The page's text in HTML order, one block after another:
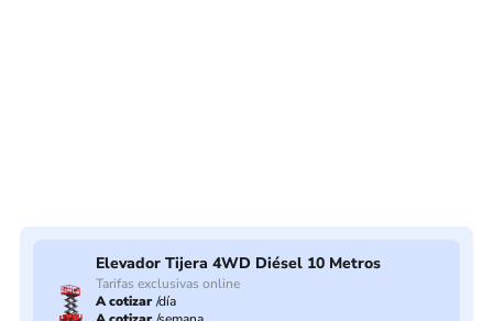
Elevador Tijera 4WD Diésel 10 Metros
Tarifas exclusivas online
A cotizar /día